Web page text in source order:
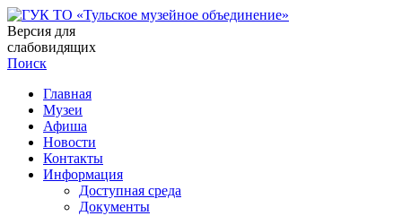
Версия для
слабовидящих
Поиск
Главная
Музеи
Афиша
Новости
Контакты
Информация
Доступная среда
Документы